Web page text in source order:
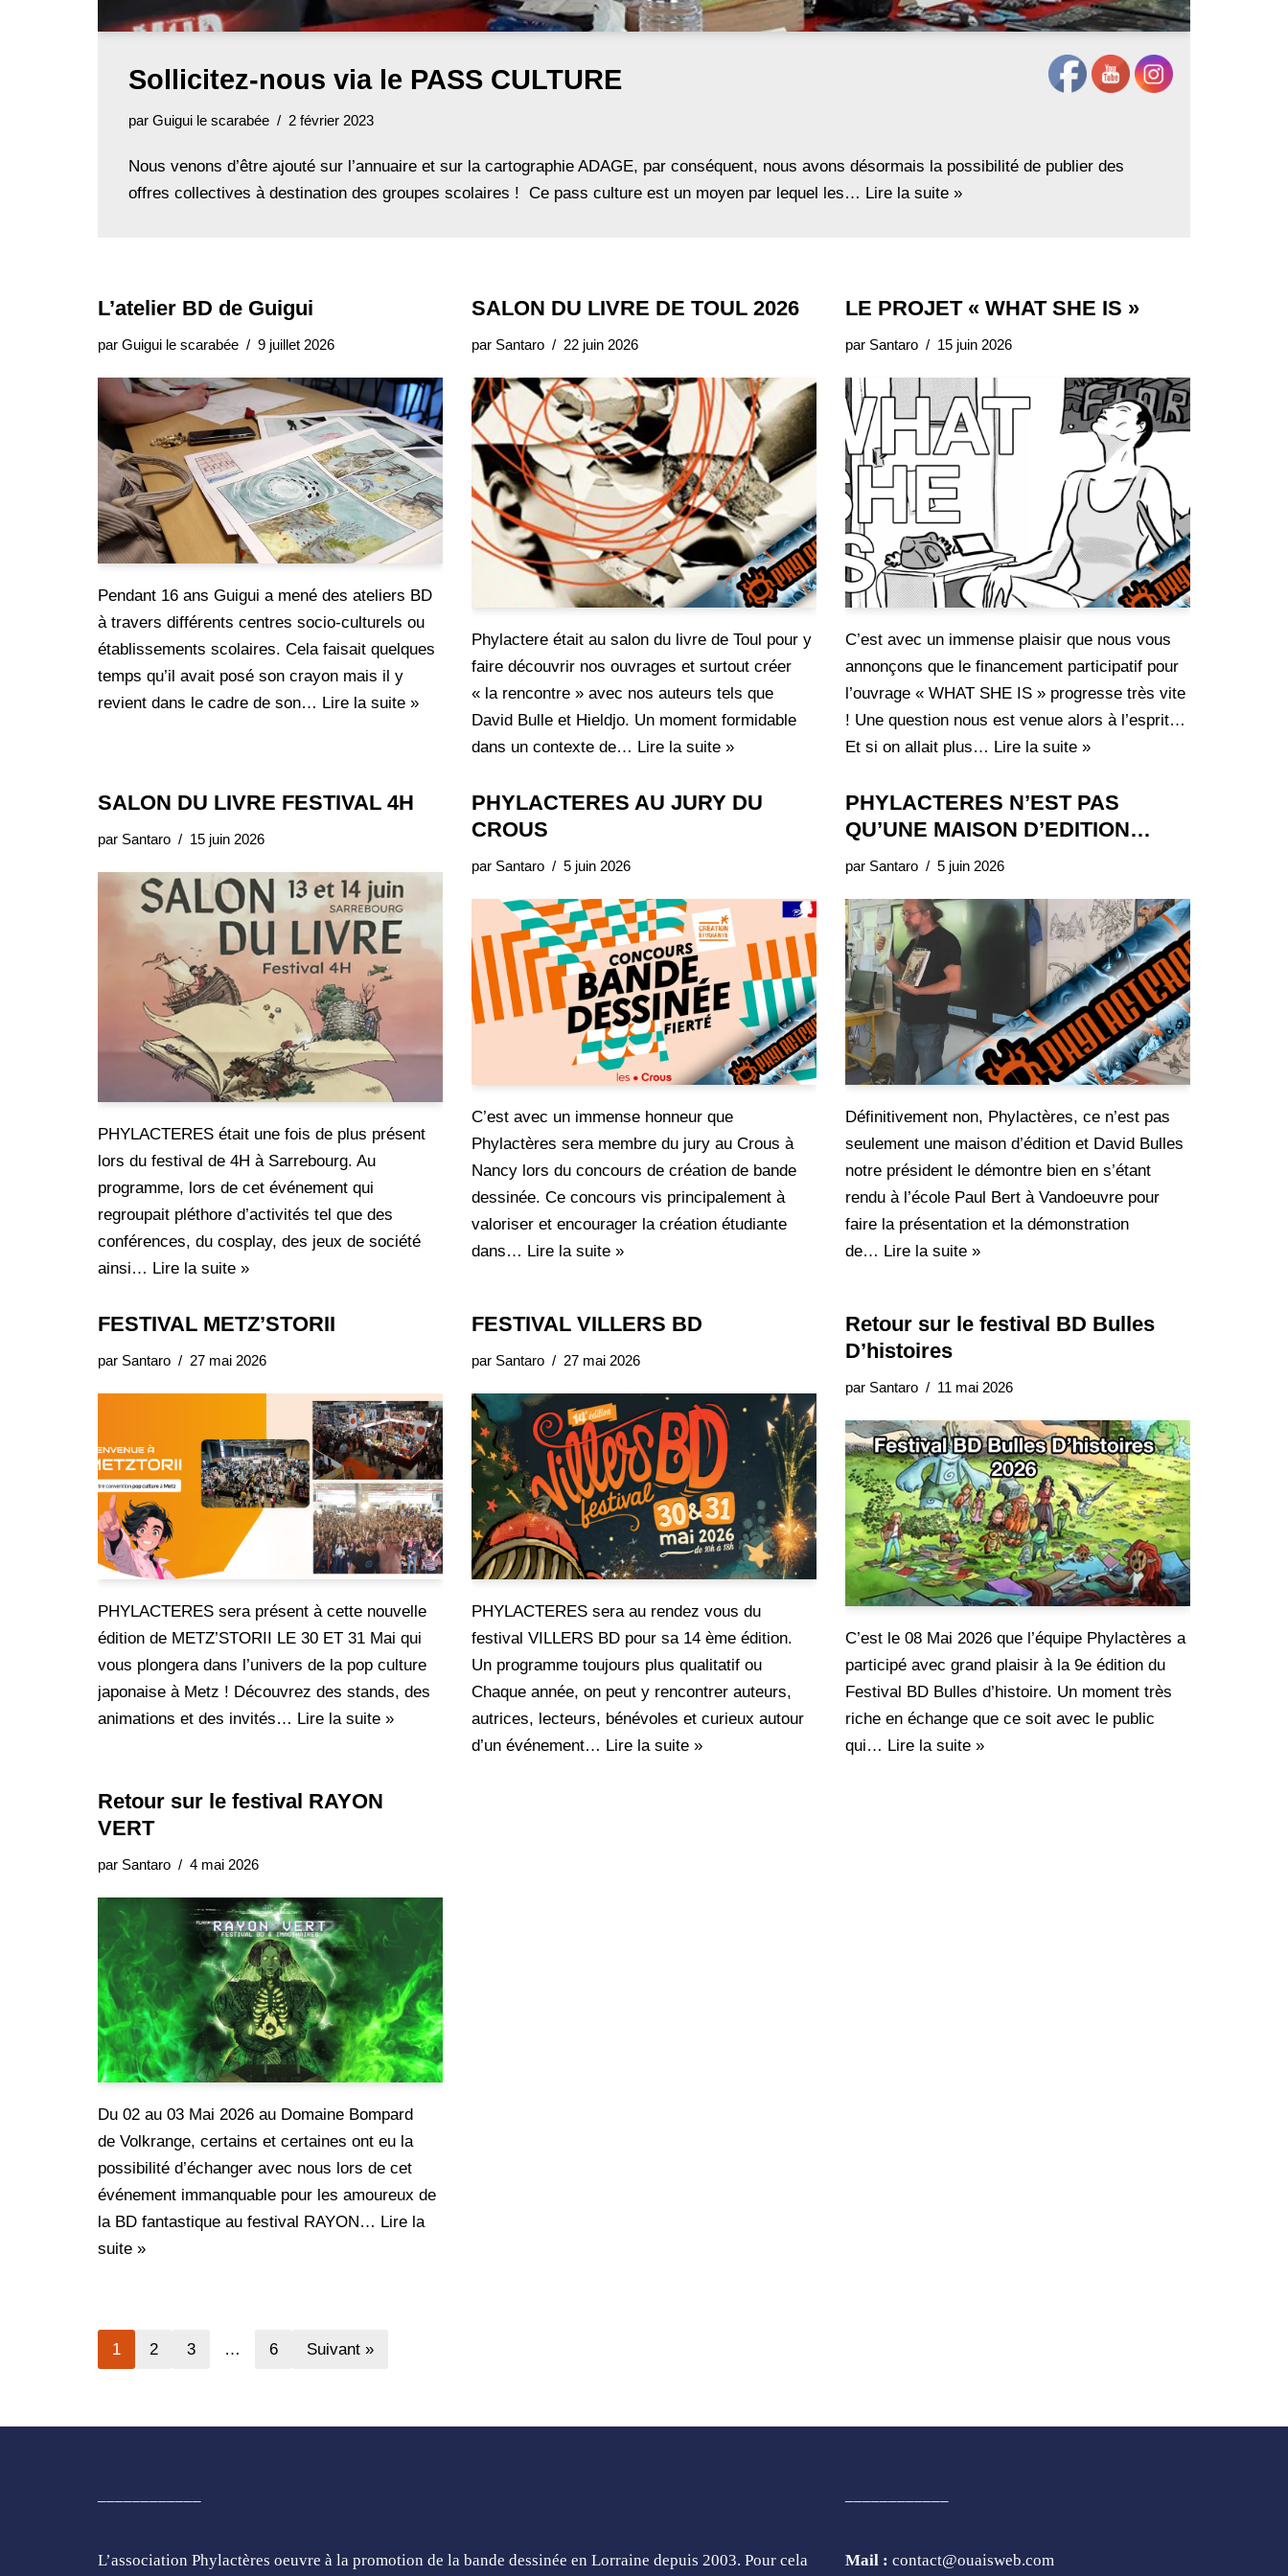
Sollicitez-nous via le PASS CULTURE
par Guigui le scarabée 2 février 2023
Nous venons d’être ajouté sur l’annuaire et sur la cartographie ADAGE, par conséquent, nous avons désormais la possibilité de publier des
offres collectives à destination des groupes scolaires ! Ce pass culture est un moyen par lequel les… Lire la suite »
L’atelier BD de Guigui
par Guigui le scarabée 9 juillet 2026
Pendant 16 ans Guigui a mené des ateliers BD
à travers différents centres socio-culturels ou
établissements scolaires. Cela faisait quelques
temps qu’il avait posé son crayon mais il y
revient dans le cadre de son… Lire la suite »
SALON DU LIVRE DE TOUL 2026
par Santaro 22 juin 2026
Phylactere était au salon du livre de Toul pour y
faire découvrir nos ouvrages et surtout créer
« la rencontre » avec nos auteurs tels que
David Bulle et Hieldjo. Un moment formidable
dans un contexte de… Lire la suite »
LE PROJET « WHAT SHE IS »
par Santaro 15 juin 2026
C’est avec un immense plaisir que nous vous
annonçons que le financement participatif pour
l’ouvrage « WHAT SHE IS » progresse très vite
! Une question nous est venue alors à l’esprit…
Et si on allait plus… Lire la suite »
SALON DU LIVRE FESTIVAL 4H
par Santaro 15 juin 2026
PHYLACTERES était une fois de plus présent
lors du festival de 4H à Sarrebourg. Au
programme, lors de cet événement qui
regroupait pléthore d’activités tel que des
conférences, du cosplay, des jeux de société
ainsi… Lire la suite »
PHYLACTERES AU JURY DU
CROUS
par Santaro 5 juin 2026
C’est avec un immense honneur que
Phylactères sera membre du jury au Crous à
Nancy lors du concours de création de bande
dessinée. Ce concours vis principalement à
valoriser et encourager la création étudiante
dans… Lire la suite »
PHYLACTERES N’EST PAS
QU’UNE MAISON D’EDITION…
par Santaro 5 juin 2026
Définitivement non, Phylactères, ce n’est pas
seulement une maison d’édition et David Bulles
notre président le démontre bien en s’étant
rendu à l’école Paul Bert à Vandoeuvre pour
faire la présentation et la démonstration
de… Lire la suite »
FESTIVAL METZ’STORII
par Santaro 27 mai 2026
PHYLACTERES sera présent à cette nouvelle
édition de METZ’STORII LE 30 ET 31 Mai qui
vous plongera dans l’univers de la pop culture
japonaise à Metz ! Découvrez des stands, des
animations et des invités… Lire la suite »
FESTIVAL VILLERS BD
par Santaro 27 mai 2026
PHYLACTERES sera au rendez vous du
festival VILLERS BD pour sa 14 ème édition.
Un programme toujours plus qualitatif ou
Chaque année, on peut y rencontrer auteurs,
autrices, lecteurs, bénévoles et curieux autour
d’un événement… Lire la suite »
Retour sur le festival BD Bulles
D’histoires
par Santaro 11 mai 2026
C’est le 08 Mai 2026 que l’équipe Phylactères a
participé avec grand plaisir à la 9e édition du
Festival BD Bulles d’histoire. Un moment très
riche en échange que ce soit avec le public
qui… Lire la suite »
Retour sur le festival RAYON
VERT
par Santaro 4 mai 2026
Du 02 au 03 Mai 2026 au Domaine Bompard
de Volkrange, certains et certaines ont eu la
possibilité d’échanger avec nous lors de cet
événement immanquable pour les amoureux de
la BD fantastique au festival RAYON… Lire la
suite »
1 2 3 … 6 Suivant »
L’association Phylactères oeuvre à la promotion de la bande dessinée en Lorraine depuis 2003. Pour cela Mail : contact@ouaisweb.com